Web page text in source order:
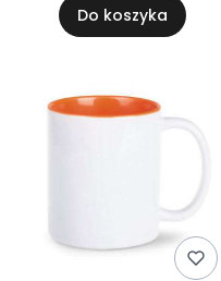
Do koszyka